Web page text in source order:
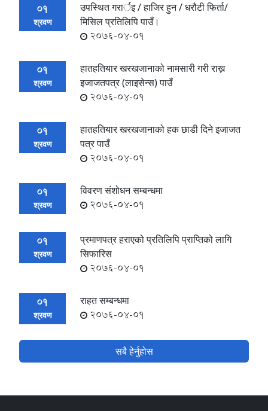
01
श्रवण
उपस्थित गरार्इ / हाजिर हुन / धरौटी फिर्ता/
मिसिल प्रतिलिपि पाउँ।
2076-04-01
01
श्रवण
हातहतियार खरखजानाको नामसारी गरी राख्न
इजाजतपत्र (लाइसेन्स) पाउँ
2076-04-01
01
श्रवण
हातहतियार खरखजानाको हक छाडी दिने इजाजत
पत्र पाउँ
2076-04-01
01
श्रवण
विवरण संशोधन सम्बन्धमा
2076-04-01
01
श्रवण
प्रमाणपत्र हराएको प्रतिलिपि प्राप्तिको लागि
सिफारिस
2076-04-01
01
श्रवण
राहत सम्बन्धमा
2076-04-01
सबै हेर्नुहोस